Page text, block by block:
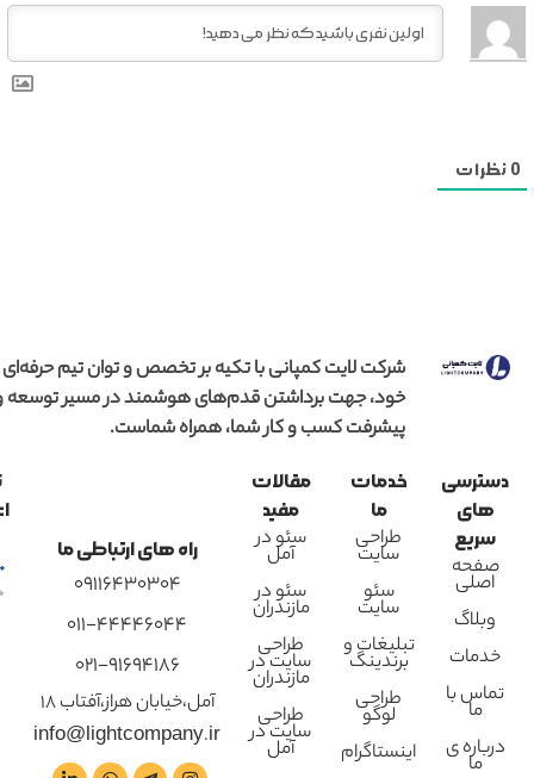
0 نظرات
شرکت لایت کمپانی با تکیه بر تخصص و توان تیم حرفه‌ای
خود، جهت برداشتن قدم‌های هوشمند در مسیر توسعه
پیشرفت کسب و کار شما، همراه شماست.
دسترسی
های
سریع
صفحه
اصلی
وبلاگ
خدمات
تماس با
ما
درباره ی
ما
خدمات
ما
طراحی
سایت
سئو
سایت
تبلیغات و
برندینگ
طراحی
لوگو
اینستاگرام
مقالات
مفید
سئو در
آمل
سئو در
مازندران
طراحی
سایت در
مازندران
طراحی
سایت در
آمل
راه های ارتباطی ما
09116430304
011-44446044
021-91694186
آمل،خیابان هراز،آفتاب 18
info@lightcompany.ir